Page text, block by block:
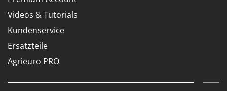
Thermische und mechanische Unkrautbrenner
Tomatenpressen
Tragbare Powerstationen
Traktor-Heckenscheren mit Ausleger
U
Umfüllpumpen
Italyco
ITM
J JOLLY ITALIA
K
Videos & Tutorials
Kundenservice
Ersatzteile
Agrieuro PRO